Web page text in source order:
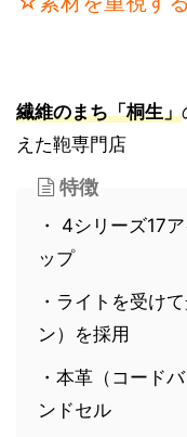
繊維のまち「桐生」
えた鞄専門店
特徴
・ 4シリーズ17
ップ
・ライトを受け
ン）を採用
・本革（コード
ンドセル